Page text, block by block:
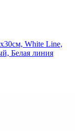
White Line,
Белая линия